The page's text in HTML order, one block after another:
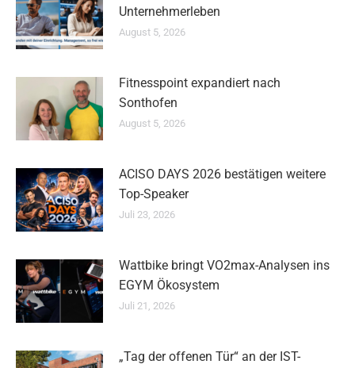
Unternehmerleben
August 5, 2026
Fitnesspoint expandiert nach
Sonthofen
August 5, 2026
ACISO DAYS 2026 bestätigen weitere
Top-Speaker
Juli 23, 2026
Wattbike bringt VO2max-Analysen ins
EGYM Ökosystem
Juli 21, 2026
„Tag der offenen Tür“ an der IST-